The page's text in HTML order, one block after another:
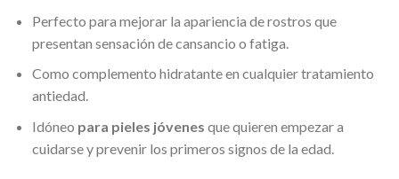
Perfecto para mejorar la apariencia de rostros que
presentan sensación de cansancio o fatiga.
Como complemento hidratante en cualquier tratamiento
antiedad.
Idóneo para pieles jóvenes que quieren empezar a
cuidarse y prevenir los primeros signos de la edad.